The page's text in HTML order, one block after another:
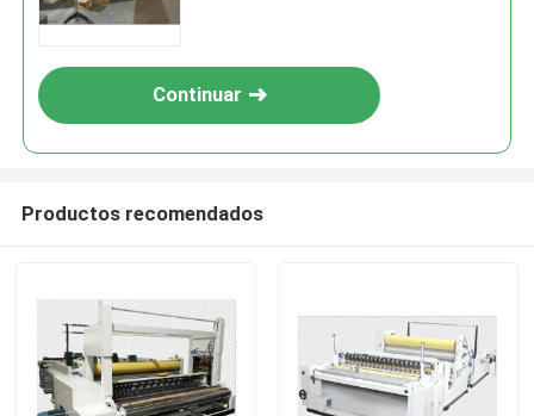
Continuar
Productos recomendados